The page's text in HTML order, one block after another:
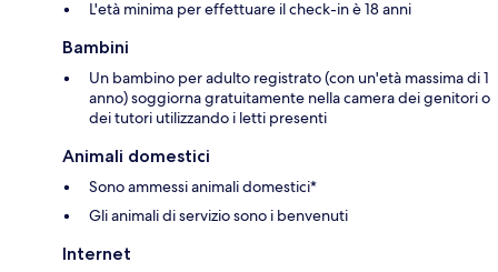
L'età minima per effettuare il check-in è 18 anni
Bambini
Un bambino per adulto registrato (con un'età massima di 1
anno) soggiorna gratuitamente nella camera dei genitori o
dei tutori utilizzando i letti presenti
Animali domestici
Sono ammessi animali domestici*
Gli animali di servizio sono i benvenuti
Internet